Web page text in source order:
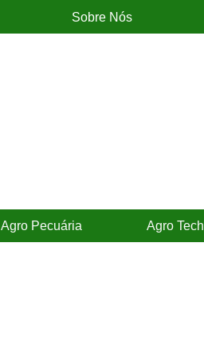
Sobre Nós
Agro Pecuária Agro Tech